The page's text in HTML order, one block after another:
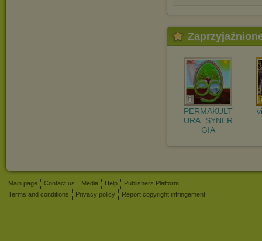
PERMAKULT
URA_SYNER
GIA
Main page Contact us Media Help
Publishers Platform
Terms and conditions
Privacy policy Report copyright infringement